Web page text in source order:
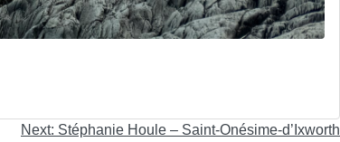
Next: Stéphanie Houle – Saint-Onésime-d’Ixworth